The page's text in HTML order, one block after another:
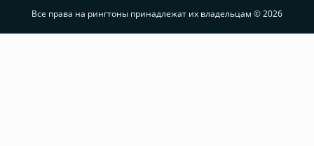
Все права на рингтоны принадлежат их владельцам © 2026